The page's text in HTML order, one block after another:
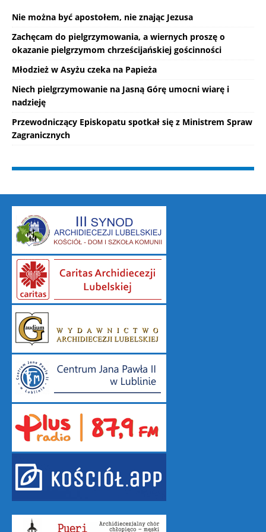
Nie można być apostołem, nie znając Jezusa
Zachęcam do pielgrzymowania, a wiernych proszę o
okazanie pielgrzymom chrześcijańskiej gościnności
Młodzież w Asyżu czeka na Papieża
Niech pielgrzymowanie na Jasną Górę umocni wiarę i
nadzieję
Przewodniczący Episkopatu spotkał się z Ministrem Spraw
Zagranicznych